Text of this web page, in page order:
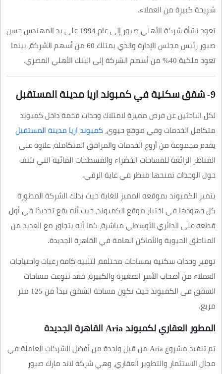
شريحة كبيرة من العملاء.
تعود نشأة شركة الأهلي صبور إلى عام 1994 على يد المهندس حسن
صبور رئيس مجلس الإدارة والذي يمتلك 60 من أسهم الشركة، بينما
تعود ملكية 40% من أسهم الشركة إلى البنك الأهلي المصري.
9- شقق سكنية في كمبوند اريا مدينة المستقبل
لكل الباحثين عن فرص مميزة لامتلاك وحدات فخمة داخل كمبوند
متكامل الخدمات وفي موقع حيوي، كمبوند اريا مدينة المستقبل
يقدم مجموعة من أروع الخدمات والمرافق المتكاملة، علاوة على
المناظر الرائعة للمساحات الخضراء والمسطحات المائية التي تلتف
حول الوحدات تمنحها منظر في غاية الرقي.
يتميز الكمبوند بموقعه المميز للغاية حيث بذلك الشركة المطورة
كل جهودها في اختيار موقع الكمبوند، حيث أنه يقع تحديدًا في أول
قطعة على الدائري الأوسطي مباشرة، كما أنه يتجاور مع العديد من
المناطق الحيوية والأماكن الهامة في القاهرة الجديدة.
توفير وحدات سكنية بمساحات مختلفة، لتلبية كافة رغبات واحتياجات
العملاء من أصحاب الأسر الصغيرة والكبيرة، فقد تنوعت مساحات
الشقق في الكمبوند حيث تكون مساحة الشقق تبدأ من 125 متر
مربع.
المطور العقاري لكمبوند Aria القاهرة الجديدة
تم تنفيذ مشروع Aria من قبل واحدة من أفضل الشركات العاملة في
مجال الاستثمار والتطوير العقاري، وهي شركة لاند مارك صبور